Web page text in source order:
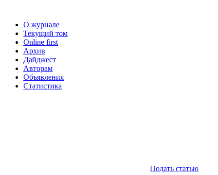
О журнале
Текущий том
Online first
Архив
Дайджест
Авторам
Объявления
Статистика
Подать статью